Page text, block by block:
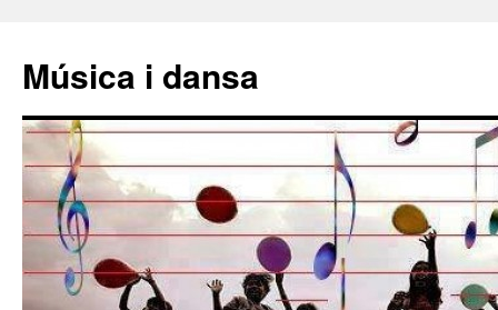
Música i dansa